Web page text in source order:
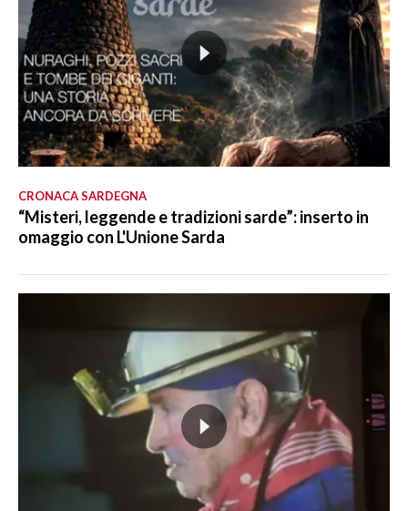
CRONACA SARDEGNA
“Misteri, leggende e tradizioni sarde”: inserto in
omaggio con L'Unione Sarda